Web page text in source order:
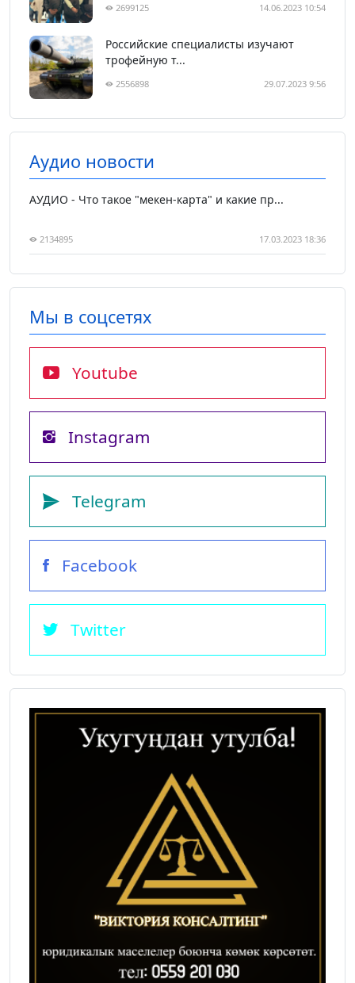
2699125 14.06.2023 10:54
Российские специалисты изучают
трофейную т...
2556898 29.07.2023 9:56
Аудио новости
АУДИО - Что такое "мекен-карта" и какие пр...
2134895 17.03.2023 18:36
Мы в соцсетях
Youtube
Instagram
Telegram
Facebook
Twitter